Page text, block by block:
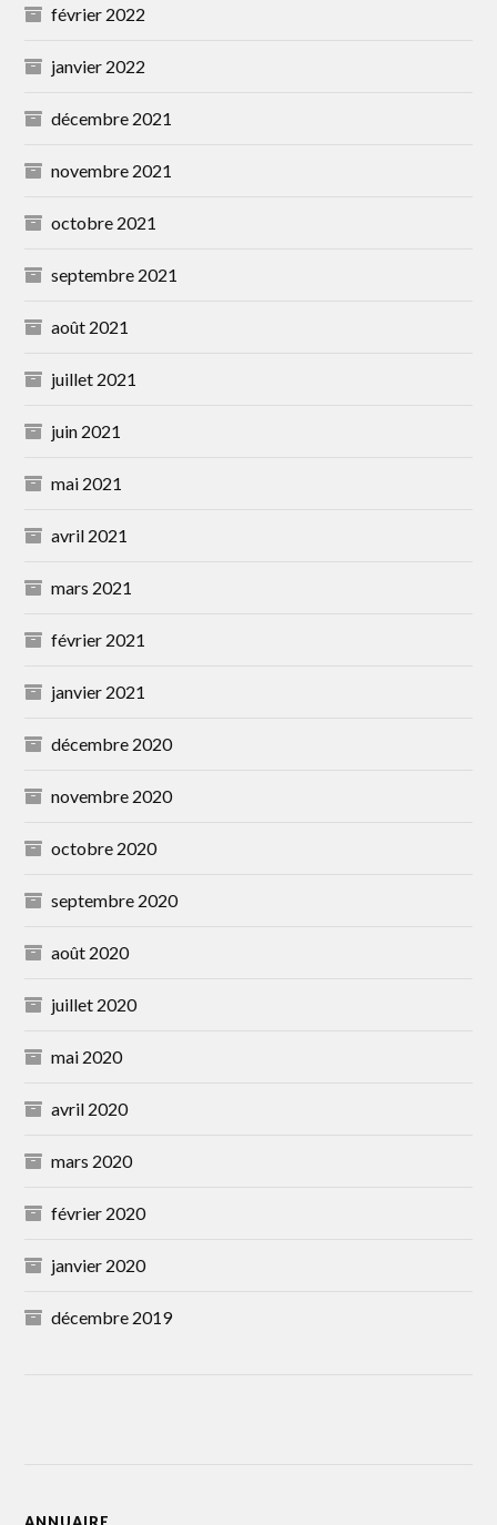
février 2022
janvier 2022
décembre 2021
novembre 2021
octobre 2021
septembre 2021
août 2021
juillet 2021
juin 2021
mai 2021
avril 2021
mars 2021
février 2021
janvier 2021
décembre 2020
novembre 2020
octobre 2020
septembre 2020
août 2020
juillet 2020
mai 2020
avril 2020
mars 2020
février 2020
janvier 2020
décembre 2019
ANNUAIRE